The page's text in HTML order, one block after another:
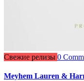
Свежие релизы 0
Meyhem Lauren &